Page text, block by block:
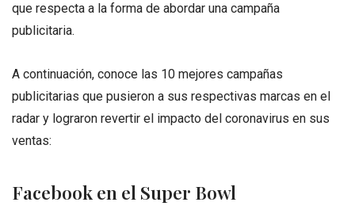
que respecta a la forma de abordar una campaña
publicitaria.
A continuación, conoce las 10 mejores campañas
publicitarias que pusieron a sus respectivas marcas en el
radar y lograron revertir el impacto del coronavirus en sus
ventas:
Facebook en el Super Bowl